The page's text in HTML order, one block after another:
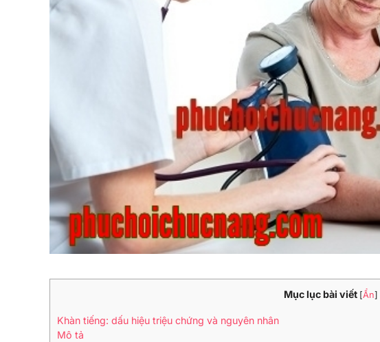
Mục lục bài viết [Ẩn]
Khàn tiếng: dấu hiệu triệu chứng và nguyên nhân
Mô tả